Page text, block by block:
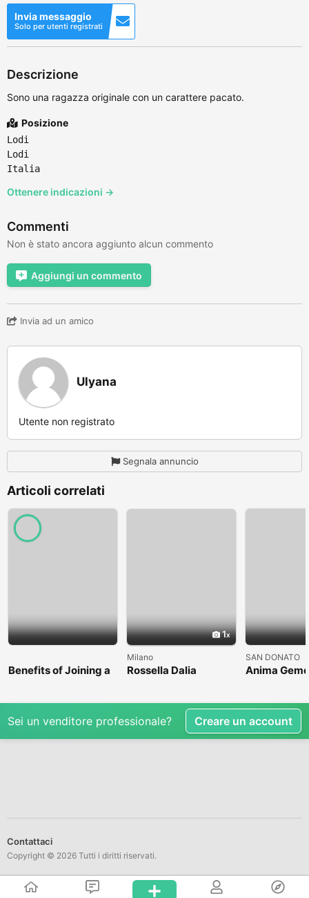
Invia messaggio
Solo per utenti registrati
Descrizione
Sono una ragazza originale con un carattere pacato.
Posizione
Lodi
Lodi
Italia
Ottenere indicazioni →
Commenti
Non è stato ancora aggiunto alcun commento
Aggiungi un commento
Invia ad un amico
Ulyana
Utente non registrato
Segnala annuncio
Articoli correlati
Benefits of Joining a
Professional Nasha
1
Milano
Rossella Dalia
SAN DONATO
Anima
Sei un venditore professionale? Creare un account
Contattaci
Copyright © 2026 Tutti i diritti riservati.